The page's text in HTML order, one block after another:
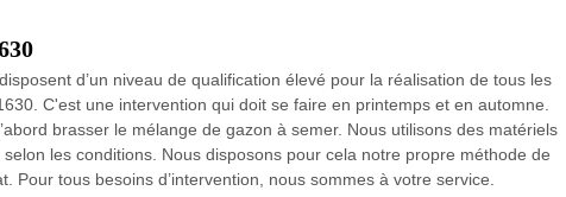
d’un niveau de qualification élevé pour la réalisation de tous les
C'est une intervention qui doit se faire en printemps et en automne.
brasser le mélange de gazon à semer. Nous utilisons des matériels
les conditions. Nous disposons pour cela notre propre méthode de
Pour tous besoins d’intervention, nous sommes à votre service.